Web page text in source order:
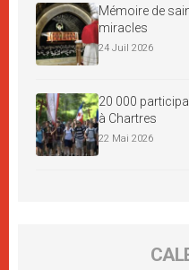
Mémoire de
miracles
24 Juil 2026
20 000
à Chartres
22 Mai 2026